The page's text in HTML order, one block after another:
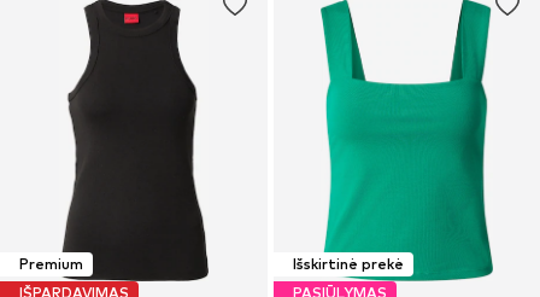
Premium
IŠPARDAVIMAS
Išskirtinė prekė
PASIŪLYMAS